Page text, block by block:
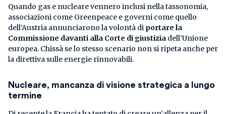
Quando gas e nucleare vennero inclusi nella tassonomia,
associazioni come Greenpeace e governi come quello
dell’Austria annunciarono la volontà di portare la
Commissione davanti alla Corte di giustizia dell’Unione
europea. Chissà se lo stesso scenario non si ripeta anche per
la direttiva sulle energie rinnovabili.
Nucleare, mancanza di visione strategica a lungo
termine